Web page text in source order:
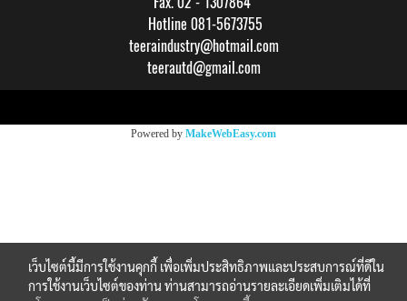
Hotline 081-5673755
teeraindustry@hotmail.com
teerautd@gmail.com
Powered by MakeWebEasy.com
เว็บไซต์นี้มีการใช้งานคุกกี้ เพื่อเพิ่มประสิทธิภาพและประสบการณ์ที่ดีใน
การใช้งานเว็บไซต์ของท่าน ท่านสามารถอ่านรายละเอียดเพิ่มเติมได้ที่